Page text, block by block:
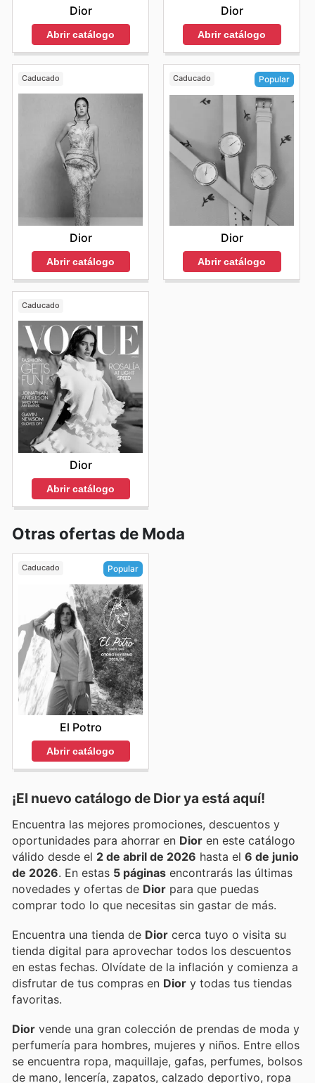
Dior
Abrir catálogo
Dior
Abrir catálogo
Caducado
Dior
Abrir catálogo
Caducado Popular
Dior
Abrir catálogo
Caducado
Dior
Abrir catálogo
Otras ofertas de Moda
Caducado Popular
El Potro
Abrir catálogo
¡El nuevo catálogo de Diorya está aquí!
Encuentra las mejores promociones, descuentos y
oportunidades para ahorrar en Dior en este catálogo
válido desde el 2 de abril de 2026 hasta el 6 de junio
de 2026 . En estas 5 páginas encontrarás las últimas
novedades y ofertas de Dior para que puedas
comprar todo lo que necesitas sin gastar de más.
Encuentra una tienda de Dior cerca tuyo o visita su
tienda digital para aprovechar todos los descuentos
en estas fechas. Olvídate de la inflación y comienza a
disfrutar de tus compras en Dior y todas tus tiendas
favoritas.
Dior vende una gran colección de prendas de moda y
perfumería para hombres, mujeres y niños. Entre ellos
se encuentra ropa, maquillaje, gafas, perfumes, bolsos
de mano, lencería, zapatos, calzado deportivo, ropa